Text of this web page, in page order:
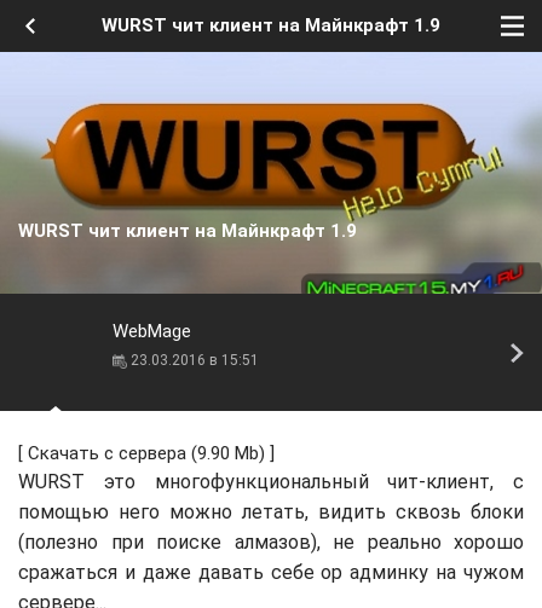
WURST чит клиент на Майнкрафт 1.9
WURST чит клиент на Майнкрафт 1.9
WebMage
23.03.2016 в 15:51
[ Скачать с сервера (9.90 Mb) ]
WURST это многофункциональный чит-клиент, с
помощью него можно летать, видить сквозь блоки
(полезно при поиске алмазов), не реально хорошо
сражаться и даже давать себе op админку на чужом
сервере...